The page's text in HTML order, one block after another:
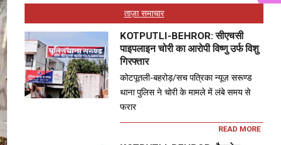
ताज़ा समाचार
KOTPUTLI-BEHROR: सीएचसी
पाइपलाइन चोरी का आरोपी विष्णु उर्फ विशु
गिरफ्तार
कोटपूतली-बहरोड़/सच पत्रिका न्यूज़ सरूण्ड
थाना पुलिस ने चोरी के मामले में लंबे समय से
फरार
READ MORE